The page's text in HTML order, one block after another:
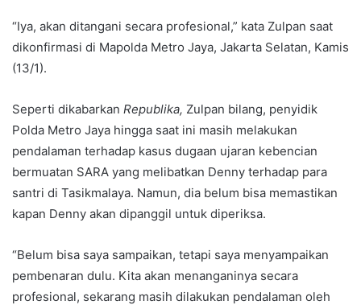
“Iya, akan ditangani secara profesional,” kata Zulpan saat
dikonfirmasi di Mapolda Metro Jaya, Jakarta Selatan, Kamis
(13/1).
Seperti dikabarkan Republika, Zulpan bilang, penyidik
Polda Metro Jaya hingga saat ini masih melakukan
pendalaman terhadap kasus dugaan ujaran kebencian
bermuatan SARA yang melibatkan Denny terhadap para
santri di Tasikmalaya. Namun, dia belum bisa memastikan
kapan Denny akan dipanggil untuk diperiksa.
“Belum bisa saya sampaikan, tetapi saya menyampaikan
pembenaran dulu. Kita akan menanganinya secara
profesional, sekarang masih dilakukan pendalaman oleh